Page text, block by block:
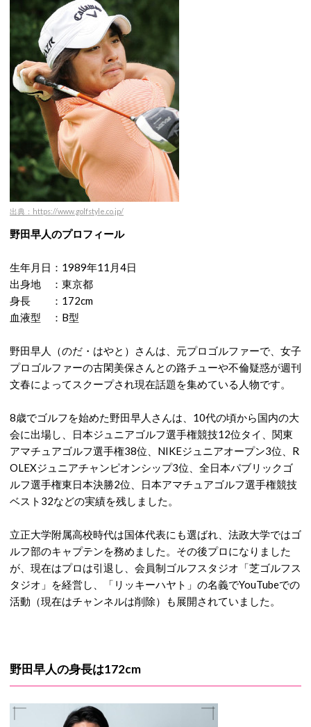
出典：https://www.golfstyle.co.jp/
野田早人のプロフィール
生年月日：1989年11月4日
出身地 ：東京都
身長 ：172cm
血液型 ：B型
野田早人（のだ・はやと）さんは、元プロゴルファーで、女子
プロゴルファーの古閑美保さんとの路チューや不倫疑惑が週刊
文春によってスクープされ現在話題を集めている人物です。
8歳でゴルフを始めた野田早人さんは、10代の頃から国内の大
会に出場し、日本ジュニアゴルフ選手権競技12位タイ、関東
アマチュアゴルフ選手権38位、NIKEジュニアオープン3位、R
OLEXジュニアチャンピオンシップ3位、全日本パブリックゴ
ルフ選手権東日本決勝2位、日本アマチュアゴルフ選手権競技
ベスト32などの実績を残しました。
立正大学附属高校時代は国体代表にも選ばれ、法政大学ではゴ
ルフ部のキャプテンを務めました。その後プロになりました
が、現在はプロは引退し、会員制ゴルフスタジオ「芝ゴルフス
タジオ」を経営し、「リッキーハヤト」の名義でYouTubeでの
活動（現在はチャンネルは削除）も展開されていました。
野田早人の身長は172cm